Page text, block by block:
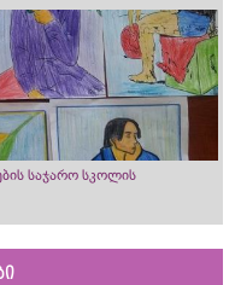
საჯარო სკოლის